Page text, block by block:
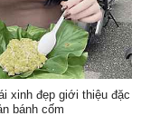
xinh đẹp giới thiệu đặc
bánh cốm